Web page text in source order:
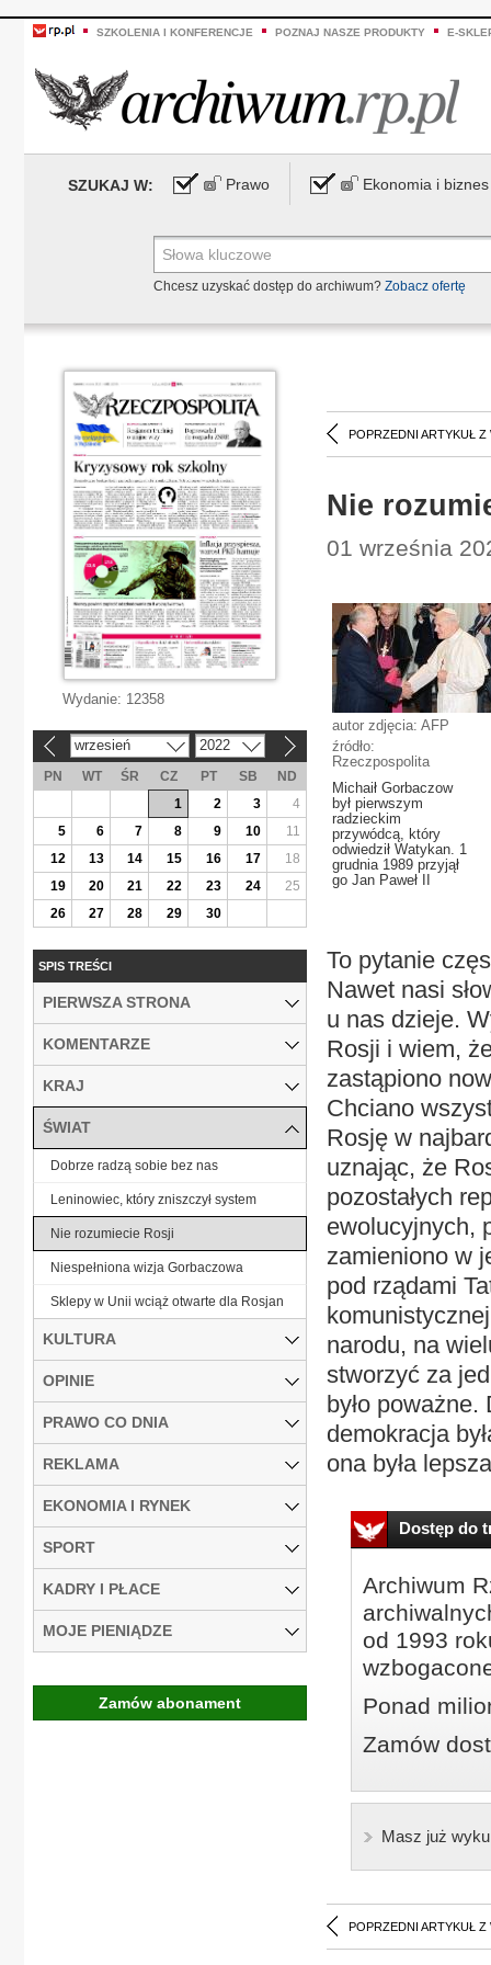
SZKOLENIA I KONFERENCJE POZNAJ NASZE PRODUKTY E-
SZUKAJ W: Prawo Ekonomia i biznes
Chcesz uzyskać dostęp do archiwum? Zobacz ofertę
POPRZEDNI ARTYKUŁ Z
Nie
01 września
autor zdjęcia: AFP
źródło:
Rzeczpospolita
Michaił Gorbaczow
był pierwszym
radzieckim
przywódcą, który
odwiedził Watykan. 1
grudnia 1989 przyjął
go Jan Paweł II
To pytanie
Nawet nasi
u nas dzieje.
Rosji i wiem,
zastąpiono
Chciano
Rosję w
uznając, że
pozostałych
ewolucyjnych,
zamieniono w
pod rządami
narodu, na
stworzyć za
było
demokracja
ona była
Dostęp do
Archiwum
od 1993
Ponad
Zamów
Masz już
POPRZEDNI ARTYKUŁ Z
Wydanie: 12358
wrzesień 2022
PN WT ŚR CZ PT SB
ND
1
2 3
4
5
6 7 8 9 10
11
12
13 14 15 16 17
18
19
20 21 22 23 24
25
26
27 28 29 30
SPIS TREŚCI
PIERWSZA STRONA
KOMENTARZE
KRAJ
ŚWIAT
Dobrze radzą sobie bez nas
Leninowiec, który zniszczył system
Nie rozumiecie Rosji
Niespełniona wizja Gorbaczowa
Sklepy w Unii wciąż otwarte dla Rosjan
KULTURA
OPINIE
PRAWO CO DNIA
REKLAMA
EKONOMIA I RYNEK
SPORT
KADRY I PŁACE
MOJE PIENIĄDZE
Zamów abonament